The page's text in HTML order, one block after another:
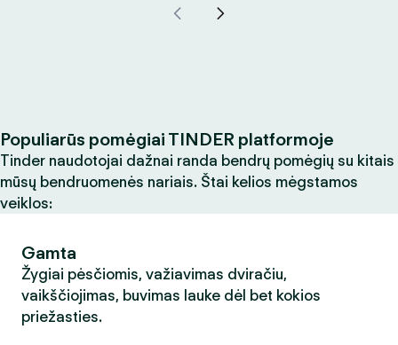
Populiarūs pomėgiai TINDER platformoje
Tinder naudotojai dažnai randa bendrų pomėgių su kitais
mūsų bendruomenės nariais. Štai kelios mėgstamos
veiklos:
Gamta
Žygiai pėsčiomis, važiavimas dviračiu,
vaikščiojimas, buvimas lauke dėl bet kokios
priežasties.